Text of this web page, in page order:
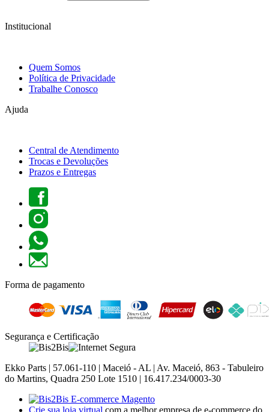
Institucional
Quem Somos
Política de Privacidade
Trabalhe Conosco
Ajuda
Central de Atendimento
Trocas e Devoluções
Prazos e Entregas
Forma de pagamento
Segurança e Certificação
Ekko Parts | 57.061-110 | Maceió - AL | Av. Maceió, 863 - Tabuleiro
do Martins, Quadra 250 Lote 1510 | 16.417.234/0003-30